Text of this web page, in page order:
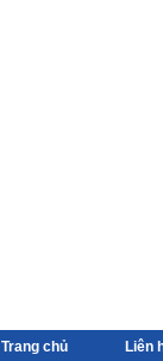
Trang chủ Liên